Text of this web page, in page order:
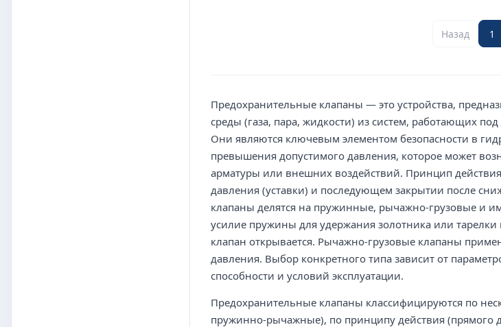
Назад 1
Предохранительные клапаны — это устройства,
среды (газа, пара, жидкости) из систем, работающих
Они являются ключевым элементом безопасности в
превышения допустимого давления, которое может
арматуры или внешних воздействий. Принцип
давления (уставки) и последующем закрытии после
клапаны делятся на пружинные, рычажно-грузовые и
усилие пружины для удержания золотника или
клапан открывается. Рычажно-грузовые клапаны
давления. Выбор конкретного типа зависит от
способности и условий эксплуатации.
Предохранительные клапаны классифицируются по
пружинно-рычажные), по принципу действия (прямого